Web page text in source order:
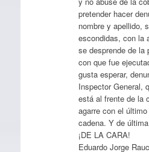
pretender hacer
nombre y apellido,
escondidas, con la
se desprende de la
con que fue
gusta esperar,
Inspector General,
está al frente de la
agarre con el
cadena. Y de
¡DE LA CARA!
Eduardo Jorge